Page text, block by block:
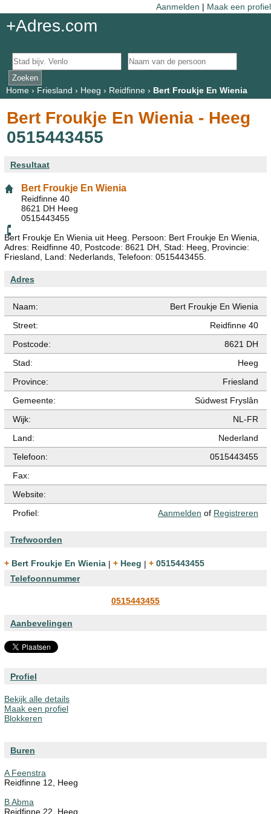
Aanmelden | Maak een profiel
+Adres.com
Home› Friesland › Heeg › Reidfinne› Bert Froukje En Wienia
Bert Froukje En Wienia - Heeg
0515443455
Resultaat
Bert Froukje En Wienia
Reidfinne 40
8621 DH Heeg
0515443455
Bert Froukje En Wienia uit Heeg. Persoon: Bert Froukje En Wienia,
Adres: Reidfinne 40, Postcode: 8621 DH, Stad: Heeg, Provincie:
Friesland, Land: Nederlands, Telefoon: 0515443455.
Adres
Naam:
Bert Froukje En Wienia
Street:
Reidfinne 40
Postcode:
8621 DH
Stad:
Heeg
Province:
Friesland
Gemeente:
Súdwest Fryslân
Wijk:
NL-FR
Land:
Nederland
Telefoon:
0515443455
Fax:
Website:
Profiel:
Aanmelden of Registreren
Trefwoorden
+ Bert Froukje En Wienia | + Heeg |
+ 0515443455
Telefoonnummer
0515443455
Aanbevelingen
Profiel
Bekijk alle details
Maak een profiel
Blokkeren
Buren
A Feenstra
Reidfinne 12, Heeg
B Abma
Reidfinne 22, Heeg